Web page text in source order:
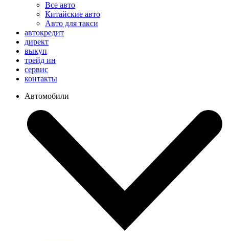
Все авто
Китайские авто
Авто для такси
автокредит
директ
выкуп
трейд ин
сервис
контакты
Автомобили